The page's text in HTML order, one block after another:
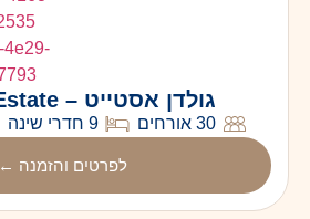
גולדן אסטייט – Golden Estate
30 אורחים 9 חדרי שינה
לפרטים והזמנה ←